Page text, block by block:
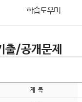
학습도우미
출/공개문제
제 목